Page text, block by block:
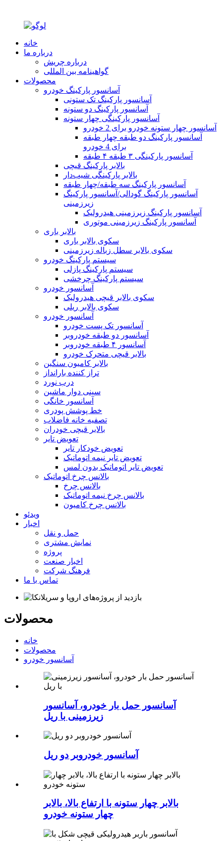
خانه
درباره ما
درباره چریش
گواهینامه بین المللی
محصولات
آسانسور پارکینگ خودرو
آسانسور پارکینگ تک ستونی
آسانسور پارکینگ دو ستونه
آسانسور پارکینگی چهار ستونه
آسانسور چهار ستونه خودرو برای 2 خودرو
آسانسور پارکینگ دو طبقه چهار طبقه
برای 4 خودرو
آسانسور پارکینگی ۳ طبقه ۴ طبقه
بالابر پارکینگ قیچی
بالابر پارکینگی شیب‌دار
آسانسور پارکینگ سه طبقه/چهار طبقه
آسانسور پارکینگ گودالی/آسانسور پارکینگ
زیرزمینی
آسانسور پارکینگ زیرزمینی هیدرولیک
آسانسور پارکینگ زیرزمینی موتوری
بالابر باری
سکوی بالابر باری
سکوی بالابر سطل زباله زیرزمینی
سیستم پارکینگ خودرو
سیستم پارکینگ پازلی
سیستم پارکینگ چرخشی
آسانسور خودرو
سکوی بالابر قیچی هیدرولیک
سکوی بالابر ریلی
آسانسور خودرو
آسانسور تک پست خودرو
آسانسور دو طبقه خودروبر
آسانسور ۴ طبقه خودروبر
بالابر قیچی متحرک خودرو
بالابر کامیون سنگین
تراز کننده بارانداز
درب نورد
سینی دوار ماشین
آسانسور خانگی
خط پوشش پودری
تصفیه خانه فاضلاب
بالابر قیچی خودران
تعویض تایر
تعویض خودکار تایر
تعویض تایر نیمه اتوماتیک
تعویض تایر اتوماتیک بدون لمس
بالانس چرخ اتوماتیک
بالانس چرخ
بالانس چرخ نیمه اتوماتیک
بالانس چرخ کامیون
ویدئو
اخبار
حمل و نقل
نمایش مشتری
پروژه
اخبار صنعت
فرهنگ شرکت
تماس با ما
محصولات
خانه
محصولات
آسانسور خودرو
آسانسور حمل بار خودرو، آسانسور
زیرزمینی با ریل
آسانسور خودروبر دو ریل
بالابر چهار ستونه با ارتفاع بالا، بالابر
چهار ستونه خودرو